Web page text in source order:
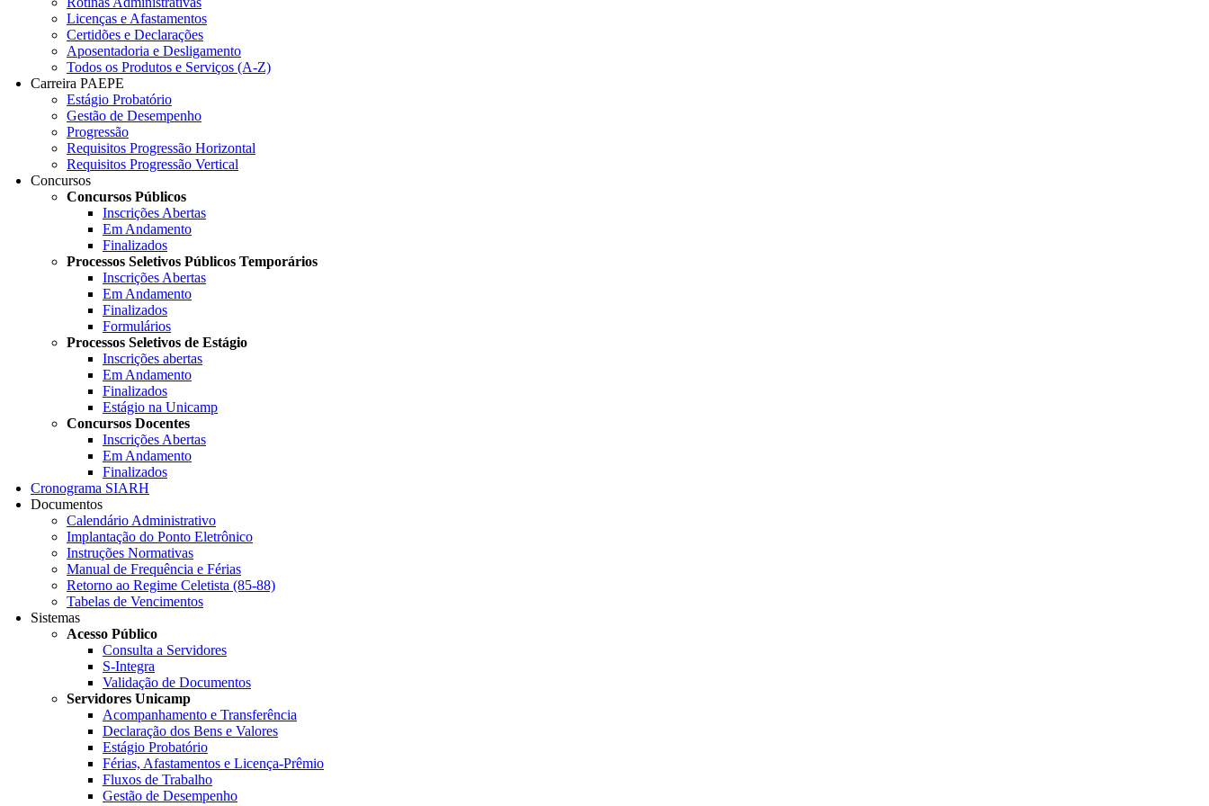
Licenças e Afastamentos
Certidões e Declarações
Aposentadoria e Desligamento
Todos os Produtos e Serviços (A-Z)
Carreira PAEPE
Estágio Probatório
Gestão de Desempenho
Progressão
Requisitos Progressão Horizontal
Requisitos Progressão Vertical
Concursos
Concursos Públicos
Inscrições Abertas
Em Andamento
Finalizados
Processos Seletivos Públicos Temporários
Inscrições Abertas
Em Andamento
Finalizados
Formulários
Processos Seletivos de Estágio
Inscrições abertas
Em Andamento
Finalizados
Estágio na Unicamp
Concursos Docentes
Inscrições Abertas
Em Andamento
Finalizados
Cronograma SIARH
Documentos
Calendário Administrativo
Implantação do Ponto Eletrônico
Instruções Normativas
Manual de Frequência e Férias
Retorno ao Regime Celetista (85-88)
Tabelas de Vencimentos
Sistemas
Acesso Público
Consulta a Servidores
S-Integra
Validação de Documentos
Servidores Unicamp
Acompanhamento e Transferência
Declaração dos Bens e Valores
Estágio Probatório
Férias, Afastamentos e Licença-Prêmio
Fluxos de Trabalho
Gestão de Desempenho